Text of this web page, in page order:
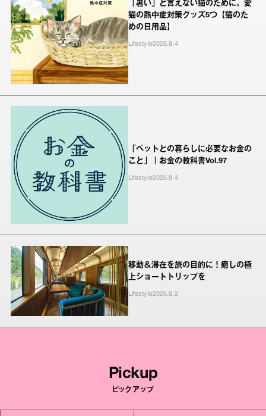
「暑い」と言えない猫のために。愛
猫の熱中症対策グッズ5つ【猫のた
めの日用品】
Lifestyle2026.8.4
「ペットとの暮らしに必要なお金の
こと」｜お金の教科書Vol.97
Lifestyle2026.8.4
移動＆滞在を旅の目的に！癒しの極
上ショートトリップを
Lifestyle2026.8.2
Pickup
ピックアップ